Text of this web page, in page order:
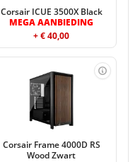
Corsair ICUE 3500X Black
MEGA AANBIEDING
+ € 40,00
Corsair Frame 4000D RS
Wood Zwart